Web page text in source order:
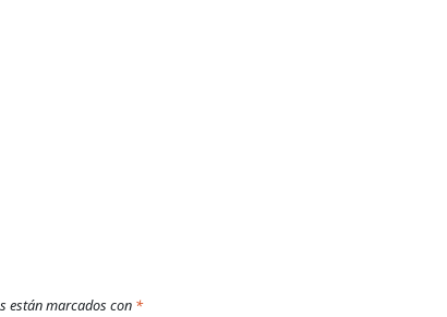
están marcados con *